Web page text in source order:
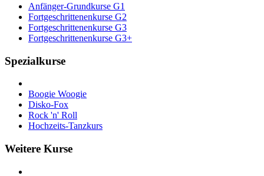
Anfänger-Grundkurse G1
Fortgeschrittenenkurse G2
Fortgeschrittenenkurse G3
Fortgeschrittenenkurse G3+
Spezialkurse
Boogie Woogie
Disko-Fox
Rock 'n' Roll
Hochzeits-Tanzkurs
Weitere Kurse